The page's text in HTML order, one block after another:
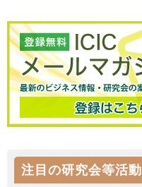
注目の研究会等活動